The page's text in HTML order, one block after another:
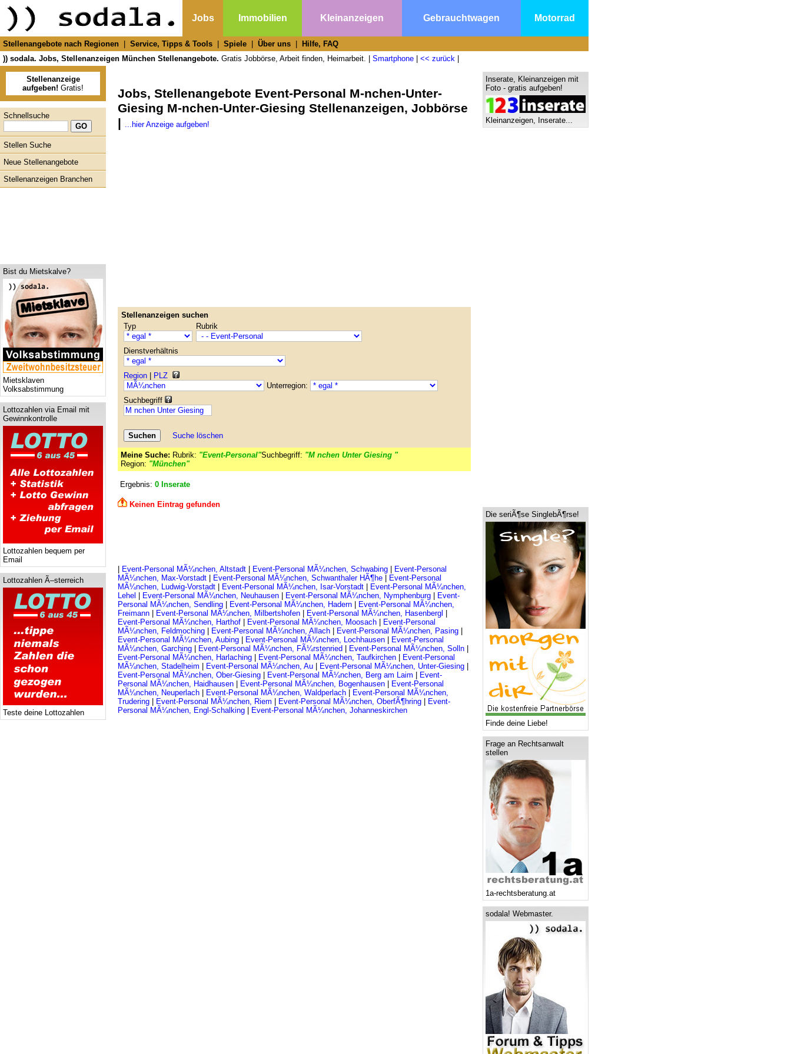
Jobs Immobilien Kleinanzeigen Gebrauchtwagen Motorrad
Stellenangebote nach Regionen Service, Tipps & Tools Spiele Über uns
Hilfe, FAQ
)) sodala. Jobs, Stellenanzeigen München Stellenangebote. Gratis Jobbörse, Arbeit finden, Heimarbeit. | Smartphone << zurück
Stellenanzeige
aufgeben! Gratis!
Schnellsuche
Stellen Suche
Neue Stellenangebote
Stellenanzeigen Branchen
Bist du Mietskalve?
Mietsklaven
Volksabstimmung
Lottozahlen via Email mit
Gewinnkontrolle
Lottozahlen bequem per
Email
Lottozahlen Ã–sterreich
Teste deine Lottozahlen
Jobs, Stellenangebote Event-Personal M-nchen-Unter-
Giesing M-nchen-Unter-Giesing Stellenanzeigen, Jobbörse
| ...hier Anzeige aufgeben!
Stellenanzeigen suchen
Typ
Rubrik
Dienstverhältnis
Region
PLZ
Unterregion:
Suchbegriff
Suche löschen
Meine Suche: Rubrik: "Event-Personal"Suchbegriff: "M nchen Unter Giesing "
Region: "München"
Ergebnis: 0 Inserate
Keinen Eintrag gefunden
Event-Personal MÃ¼nchen, Altstadt Event-Personal MÃ¼nchen, Schwabing
Event-Personal
MÃ¼nchen, Max-Vorstadt
Event-Personal MÃ¼nchen, Schwanthaler HÃ¶he
Event-Personal
MÃ¼nchen, Ludwig-Vorstadt
Event-Personal MÃ¼nchen, Isar-Vorstadt
Event-Personal MÃ¼nchen,
Lehel
Event-Personal MÃ¼nchen, Neuhausen Event-Personal MÃ¼nchen, Nymphenburg
Event-
Personal MÃ¼nchen, Sendling
Event-Personal MÃ¼nchen, Hadern
Event-Personal MÃ¼nchen,
Freimann
Event-Personal MÃ¼nchen, Milbertshofen Event-Personal MÃ¼nchen, Hasenbergl
Event-Personal MÃ¼nchen, Harthof
Event-Personal MÃ¼nchen, Moosach
Event-Personal
MÃ¼nchen, Feldmoching
Event-Personal MÃ¼nchen, Allach Event-Personal MÃ¼nchen, Pasing
Event-Personal MÃ¼nchen, Aubing
Event-Personal MÃ¼nchen, Lochhausen
Event-Personal
MÃ¼nchen, Garching
Event-Personal MÃ¼nchen, FÃ¼rstenried Event-Personal MÃ¼nchen, Solln
Event-Personal MÃ¼nchen, Harlaching
Event-Personal MÃ¼nchen, Taufkirchen
Event-Personal
MÃ¼nchen, Stadelheim
Event-Personal MÃ¼nchen, Au Event-Personal MÃ¼nchen, Unter-Giesing
Event-Personal MÃ¼nchen, Ober-Giesing
Event-Personal MÃ¼nchen, Berg am Laim
Event-
Personal MÃ¼nchen, Haidhausen
Event-Personal MÃ¼nchen, Bogenhausen
Event-Personal
MÃ¼nchen, Neuperlach
Event-Personal MÃ¼nchen, Waldperlach
Event-Personal MÃ¼nchen,
Trudering
Event-Personal MÃ¼nchen, Riem Event-Personal MÃ¼nchen, OberfÃ¶hring
Event-
Personal MÃ¼nchen, Engl-Schalking
Event-Personal MÃ¼nchen, Johanneskirchen
Inserate, Kleinanzeigen mit
Foto - gratis aufgeben!
Kleinanzeigen, Inserate...
Die seriÃ¶se SinglebÃ¶rse!
Finde deine Liebe!
Frage an Rechtsanwalt
stellen
1a-rechtsberatung.at
sodala! Webmaster.